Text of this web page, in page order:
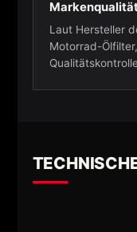
Laut Hersteller
Motorrad-